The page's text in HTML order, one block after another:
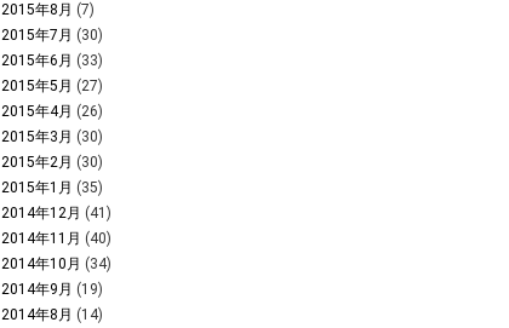
2015年8月 (7)
2015年7月 (30)
2015年6月 (33)
2015年5月 (27)
2015年4月 (26)
2015年3月 (30)
2015年2月 (30)
2015年1月 (35)
2014年12月 (41)
2014年11月 (40)
2014年10月 (34)
2014年9月 (19)
2014年8月 (14)